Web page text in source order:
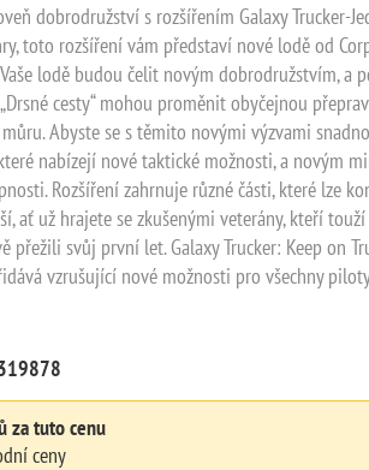
dobrodružství s rozšířením Galaxy Trucker-
toto rozšíření vám představí nové lodě od
lodě budou čelit novým dobrodružstvím, a
cesty“ mohou proměnit obyčejnou
Abyste se s těmito novými výzvami
nabízejí nové taktické možnosti, a novým
Rozšíření zahrnuje různé části, které lze
ať už hrajete se zkušenými veterány, kteří
přežili svůj první let. Galaxy Trucker: Keep on
vzrušující nové možnosti pro všechny
za tuto cenu
ceny